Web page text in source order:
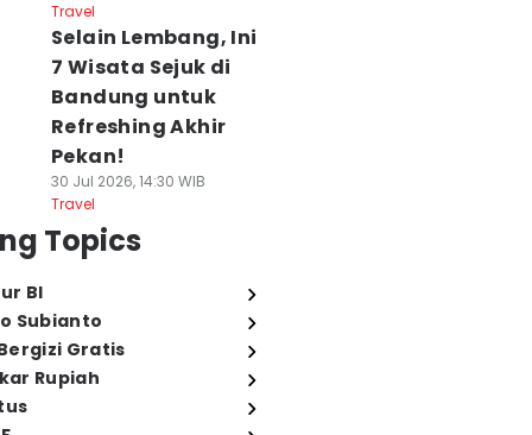
Travel
Selain Lembang, Ini
7 Wisata Sejuk di
Bandung untuk
Refreshing Akhir
Pekan!
30 Jul 2026, 14:30 WIB
Travel
Topics
BI
Subianto
Gratis
Rupiah